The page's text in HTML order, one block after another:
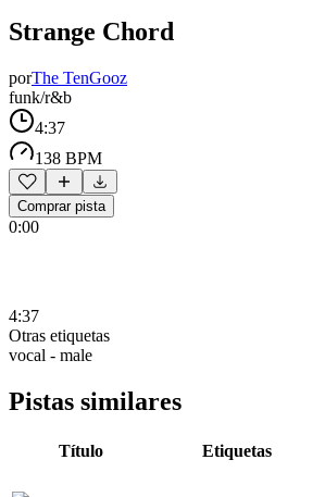
Strange Chord
porThe TenGooz
funk/r&b
4:37
138 BPM
Comprar pista
0:00
4:37
Otras etiquetas
vocal - male
Pistas similares
Título Etiquetas